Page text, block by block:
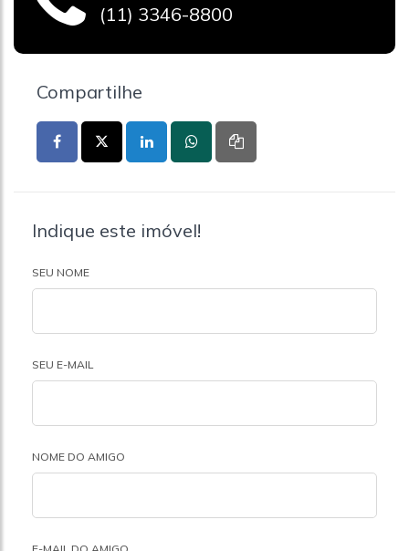
(11) 3346-8800
Compartilhe
Indique este imóvel!
SEU NOME
SEU E-MAIL
NOME DO AMIGO